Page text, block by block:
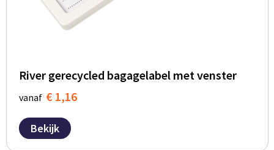
River gerecycled bagagelabel met venster
vanaf € 1,16
Bekijk